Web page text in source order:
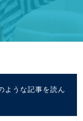
ような記事を読ん